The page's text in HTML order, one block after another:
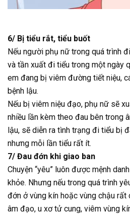
6/ Bị tiểu rắt, tiểu buốt
Nếu người phụ nữ trong quá trình
và tần xuất đi tiểu trong một ngày
em đang bị viêm đường tiết niệu,
bệnh lậu.
Nếu bị viêm niệu đạo, phụ nữ sẽ
nhiều lần kèm theo đau bên trong
lậu, sẽ diễn ra tình trạng đi tiểu bị
nhưng mỗi lần tiểu rất ít.
7/ Đau đớn khi giao ban
Chuyện “yêu” luôn được mệnh
khỏe. Nhưng nếu trong quá trình
đớn ở vùng kín hoặc vùng chậu
âm đạo, u xơ tử cung, viêm vùng